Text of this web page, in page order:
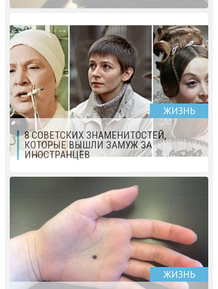
ЖИЗНЬ
8 СОВЕТСКИХ ЗНАМЕНИТОСТЕЙ,
КОТОРЫЕ ВЫШЛИ ЗАМУЖ ЗА
ИНОСТРАНЦЕВ
ЖИЗНЬ